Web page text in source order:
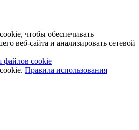
чтобы обеспечивать
веб-сайта и анализировать сетевой
файлов cookie
Правила использования